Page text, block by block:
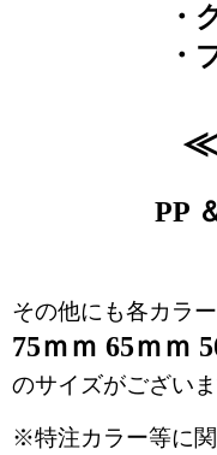
・
・
PP
その他にも各カラー
75ｍｍ 65ｍｍ
のサイズがございま
※特注カラー等に